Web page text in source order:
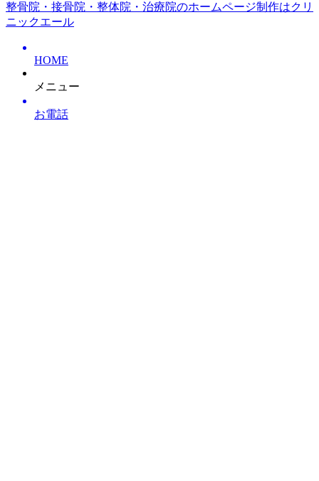
整骨院・接骨院・整体院・治療院のホームページ制作はクリ
ニックエール
HOME
メニュー
お電話